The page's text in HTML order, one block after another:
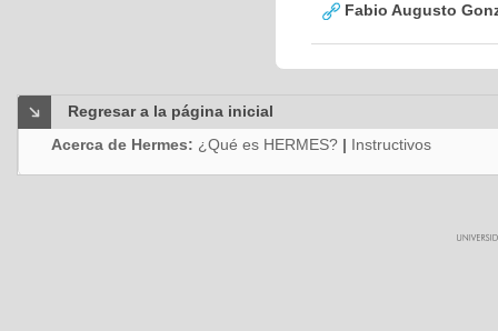
Fabio Augusto
Regresar a la página inicial
Acerca de Hermes: ¿Qué es HERMES? | Instructivos